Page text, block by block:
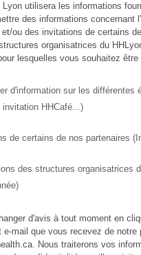
Lyon utilisera les informations
des informations concernant
et/ou des invitations de certains
organisatrices du
lesquelles vous souhaitez
d'information sur les
invitation HHCafé...)
de certains de nos partenaires
des structures organisatrices
d'avis à tout moment en
e-mail que vous recevez de
Nous traiterons vos